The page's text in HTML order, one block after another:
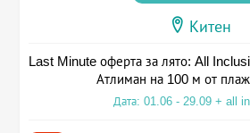
Китен
Last Minute оферта за лято: All
Атлиман на 100 м от
Дата: 01.06 - 29.09 + all